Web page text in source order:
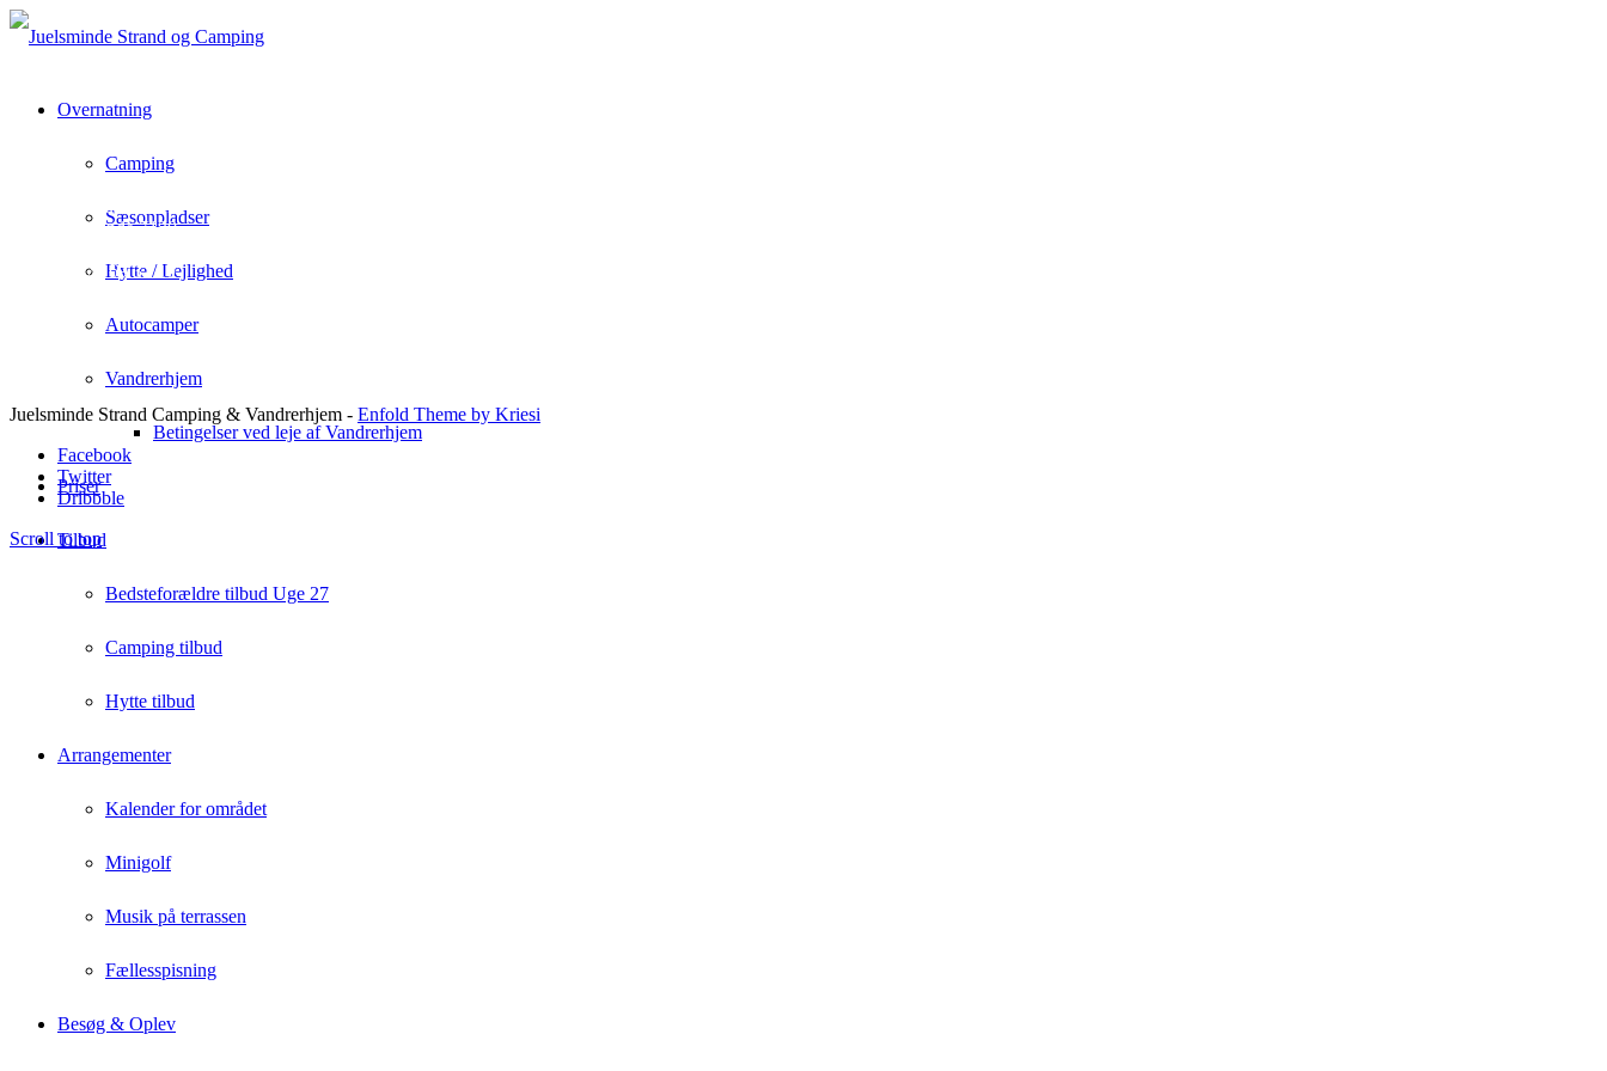
Overnatning
Camping
Sæsonpladser
Hytte / Lejlighed
Autocamper
Vandrerhjem
Betingelser ved leje af Vandrerhjem
Priser
Tilbud
Bedsteforældre tilbud Uge 27
Camping tilbud
Hytte tilbud
Arrangementer
Kalender for området
Minigolf
Musik på terrassen
Fællesspisning
Besøg & Oplev
Rousthøjs Allè 1
Juelsminde 7130
+45 75 69 32 10
Juelsminde Strand Camping & Vandrerhjem - Enfold Theme by Kriesi
Facebook
Twitter
Dribbble
Scroll to top